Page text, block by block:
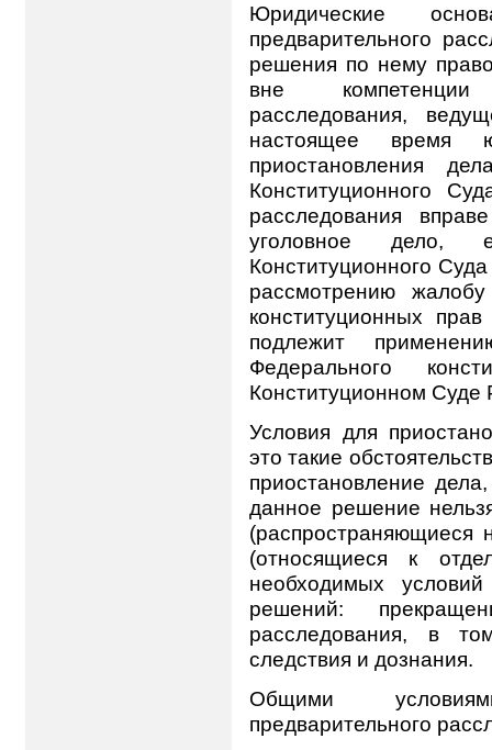
Юридические
предварительного
решения по нему
вне компетенции
расследования,
настоящее время
приостановления
Конституционного
расследования
уголовное дело,
Конституционного
рассмотрению
конституционных
подлежит
Федерального
Конституционном Суде
Условия для
это такие
приостановление
данное решение
(распространяющиеся
(относящиеся к
необходимых
решений:
расследования, в
следствия и дознания.
Общими
предварительного